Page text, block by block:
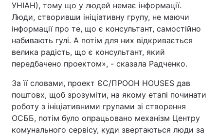
УНІАН), тому що у людей немає інформації.
Люди, створивши ініціативну групу, не маючи
інформації про те, що є консультант, самостійно
набивають гулі. А потім для них відкривається
велика радість, що є консультант, який
передбачено проектом», - сказала Радченко.
За її словами, проект ЄС/ПРООН HOUSES дав
поштовх, щоб зрозуміти, на якому етапі починати
роботу з ініціативними групами зі створення
ОСББ, потім було опрацьовано механізм Центру
комунального сервісу, куди звертаються люди за